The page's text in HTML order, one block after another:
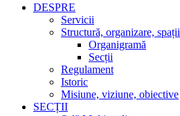
DESPRE
Servicii
Structură, organizare, spații
Organigramă
Secții
Regulament
Istoric
Misiune, viziune, obiective
SECȚII